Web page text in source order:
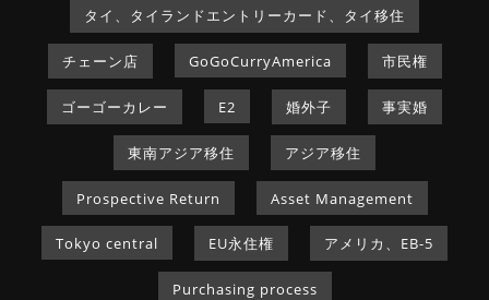
タイ、タイランドエントリーカード、タイ移住
チェーン店 GoGoCurryAmerica 市民権
ゴーゴーカレー E2 婚外子 事実婚
東南アジア移住 アジア移住
Prospective Return Asset Management
Tokyo central EU永住権 アメリカ、EB-5
Purchasing process